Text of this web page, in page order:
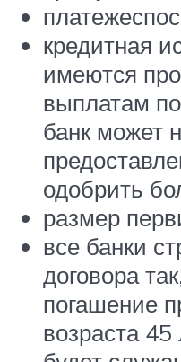
кредитная
имеются
выплатам
банк может
одобрить
размер
все банки
договора
погашение
возраста